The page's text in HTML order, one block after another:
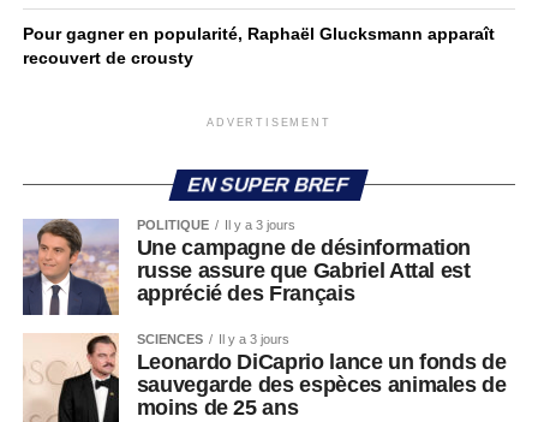
Pour gagner en popularité, Raphaël Glucksmann apparaît
recouvert de crousty
ADVERTISEMENT
EN SUPER BREF
POLITIQUE Il y a 3 jours
Une campagne de désinformation
russe assure que Gabriel Attal est
apprécié des Français
SCIENCES Il y a 3 jours
Leonardo DiCaprio lance un fonds de
sauvegarde des espèces animales de
moins de 25 ans